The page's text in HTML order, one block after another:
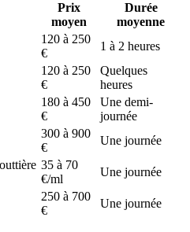
Prix
moyen
Durée
moyenne
120 à 250
€
1 à 2 heures
120 à 250
€
Quelques
heures
180 à 450
€
Une demi-
journée
300 à 900
€
Une journée
35 à 70
€/ml
Une journée
250 à 700
€
Une journée